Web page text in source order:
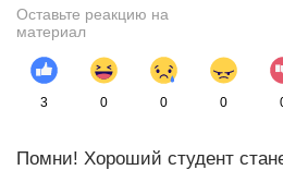
Оставьте реакцию на
материал
3 0 0 0
Помни! Хороший студент